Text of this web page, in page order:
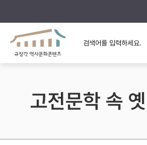
규장각의 어제와 오늘
규장각 소개영상
사료
고대
고려
조선
고전문학 속